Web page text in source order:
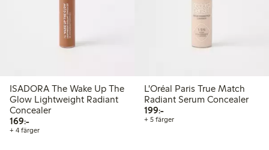
ISADORA The Wake Up The
Glow Lightweight Radiant
Concealer
169:-169,00 kr
+ 4 färger
L'Oréal Paris True Match
Radiant Serum Concealer
199:-199,00 kr
+ 5 färger